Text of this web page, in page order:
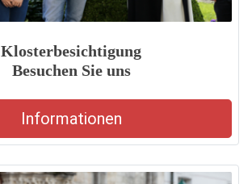
Klosterbesichtigung
Besuchen Sie uns
Informationen